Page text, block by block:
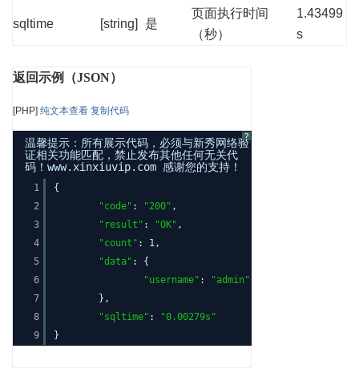
sqltime [string] 是
页面执行时间
（秒）
1.43499
s
返回示例（JSON）
[PHP] 纯文本查看 复制代码
?
温馨提示：所有展示代码，必须与新秀网络验
证相关功能匹配，禁止发布其他任何无关代
码！www.xinxiuvip.com 感谢您的支持！
1
2
3
4
5
6
7
8
9
{
"code" : "200" ,
"result" : "OK" ,
"count" : 1,
"data" : {
"username" :
"admin"
},
"sqltime" :
"0.00279s"
}